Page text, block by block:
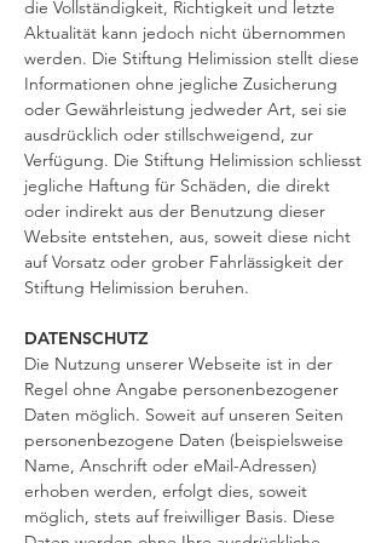
die Vollständigkeit, Richtigkeit und letzte
Aktualität kann jedoch nicht übernommen
werden. Die Stiftung Helimission stellt diese
Informationen ohne jegliche Zusicherung
oder Gewährleistung jedweder Art, sei sie
ausdrücklich oder stillschweigend, zur
Verfügung. Die Stiftung Helimission schliesst
jegliche Haftung für Schäden, die direkt
oder indirekt aus der Benutzung dieser
Website entstehen, aus, soweit diese nicht
auf Vorsatz oder grober Fahrlässigkeit der
Stiftung Helimission beruhen.
DATENSCHUTZ
Die Nutzung unserer Webseite ist in der
Regel ohne Angabe personenbezogener
Daten möglich. Soweit auf unseren Seiten
personenbezogene Daten (beispielsweise
Name, Anschrift oder eMail-Adressen)
erhoben werden, erfolgt dies, soweit
möglich, stets auf freiwilliger Basis. Diese